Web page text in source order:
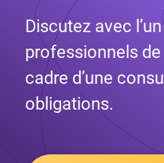
Discutez avec
professionnels de
cadre d’une
obligations.